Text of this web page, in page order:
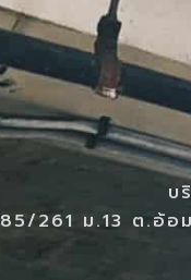
บ
85/261 ม.13 ต.อ้อ